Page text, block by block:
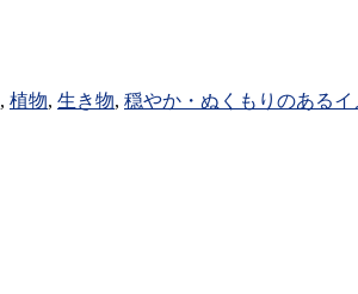
, 植物, 生き物, 穏やか・ぬくもりのあるイ